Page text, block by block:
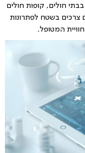
חולים, קופות חולים
צרכים בשטח לפתרונות
המטופל.